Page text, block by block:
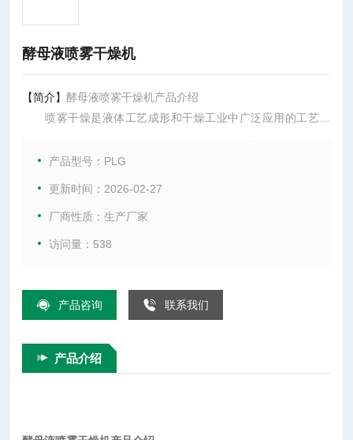
酵母液喷雾干燥机
【简介】酵母液喷雾干燥机产品介绍
喷雾干燥是液体工艺成形和干燥工业中广泛应用的工艺。
粒状固体产品。因此，当成品的颗粒大小分布、残留水份含
产品型号：PLG
更新时间：2026-02-27
厂商性质：生产厂家
访问量：538
产品咨询 联系我们
产品介绍